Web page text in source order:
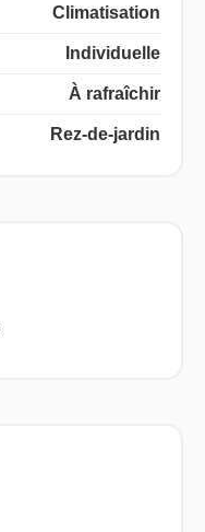
Climatisation
Individuelle
À rafraîchir
Rez-de-jardin